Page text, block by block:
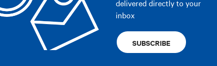
delivered directly to your
inbox
SUBSCRIBE